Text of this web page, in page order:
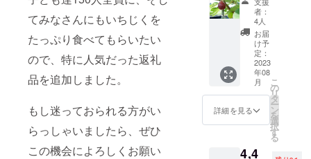
てみなさんにもいちじくを
たっぷり食べてもらいたい
ので、特に人気だった返礼
品を追加しました。
もし迷っておられる方がい
らっしゃいましたら、ぜひ
この機会によろしくお願い
福連携など
に取り組ん
でいます。
また、「し
あわせ無花
果」は食味
コンクール
で最高金賞
した。
施設に1
パック
を寄付
しま
す。も
しお気
持ちで
寄付額
を増額
いただ
を寄付
を綴
り、寄
付結果
の写真
等入れ
たご報
告をお
手紙で
しま
す。 寄
を取り
＋お礼
メール
（電子
メー
ル） 来
園いた
だき、
樹上で
しっか
りと完
熟した
いちじ
自身の
者：
4人
お届
け予
定：
2023
年08
月
詳細を見る
こ
の
リ
タ
ー
ン
を
選
択
す
る
4,4